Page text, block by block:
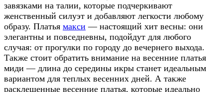
завязками на талии, которые подчеркивают
женственный силуэт и добавляют легкости любому
образу. Платья макси — настоящий хит весны: они
элегантны и повседневны, подойдут для любого
случая: от прогулки по городу до вечернего выхода.
Также стоит обратить внимание на весенние платья
миди — длина до середины икры станет идеальным
вариантом для теплых весенних дней. А также
расклешенные весенние платья, которые идеально